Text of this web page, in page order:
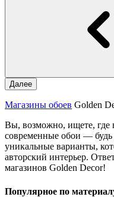
Далее
Магазины обоев Golden
Вы, возможно, ищете, где
современные обои — будь
уникальные варианты,
авторский интерьер.
магазинов Golden Decor!
Популярное по